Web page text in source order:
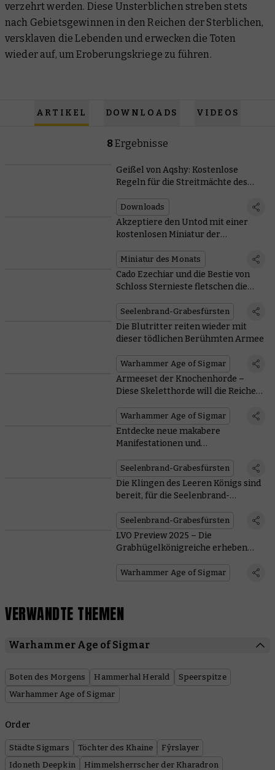
verzehrt werden. Diese Unsterblichen streben stets
nach Gebietsgewinnen in den Reichen der Sterblichen,
versklaven die Lebenden und erwecken die Toten
wieder auf, um Eroberungskriege zu führen.
ARTIKEL DOWNLOADS VIDEOS
8Ergebnisse
VERWANDTE THEMEN
Warhammer Age of Sigmar
Boten des Morgens Hammerhal Herald
Speerspitze
Warhammer Age of Sigmar
Order
Städte Sigmars Töchter des Khaine
Fŷrslayer
Idoneth Deepkin
Himmelsherrscher der Kharadron
Geißel von Aqshy: Kostenlose
Regeln für die Streitmächte des
Downloads
Akzeptiere den Untod mit einer
kostenlosen Miniatur der
Seelenbrand-Grabesfürsten-
Sammelmünze des Monats
Miniatur des Monats
Cado Ezechiar und die Bestie von
Schloss Sternieste fletschen die
Seelenbrand-Grabesfürsten
Die Blutritter reiten wieder mit
dieser tödlichen Berühmten Armee
Warhammer Age of Sigmar
Armeeset der Knochenhorde –
Diese Skeletthorde will die Reiche
erschüttern
Warhammer Age of Sigmar
Entdecke neue makabere
Manifestationen und
Seelenbrand-Grabesfürsten
Seelenbrand-Grabesfürsten
Die Klingen des Leeren Königs sind
bereit, für die Seelenbrand-
Seelenbrand-Grabesfürsten
LVO Preview 2025 – Die
Grabhügelkönigreiche erheben
Grabesfürsten
Warhammer Age of Sigmar